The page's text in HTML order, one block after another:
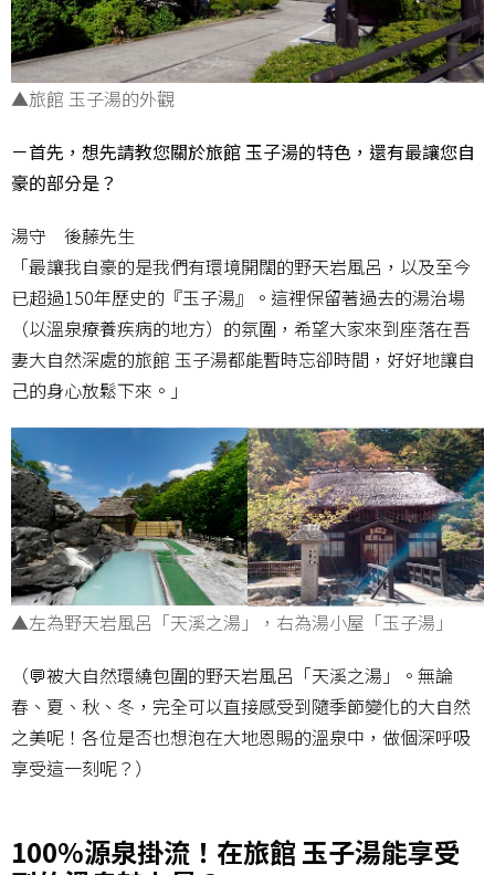
▲旅館 玉子湯的外觀
－首先，想先請教您關於旅館 玉子湯的特色，還有最讓您自
豪的部分是？
湯守 後藤先生
「最讓我自豪的是我們有環境開闊的野天岩風呂，以及至今
已超過150年歷史的『玉子湯』。這裡保留著過去的湯治場
（以溫泉療養疾病的地方）的氛圍，希望大家來到座落在吾
妻大自然深處的旅館 玉子湯都能暫時忘卻時間，好好地讓自
己的身心放鬆下來。」
▲左為野天岩風呂「天溪之湯」，右為湯小屋「玉子湯」
（💬被大自然環繞包圍的野天岩風呂「天溪之湯」。無論
春、夏、秋、冬，完全可以直接感受到隨季節變化的大自然
之美呢！各位是否也想泡在大地恩賜的溫泉中，做個深呼吸
享受這一刻呢？）
100%源泉掛流！在旅館 玉子湯能享受